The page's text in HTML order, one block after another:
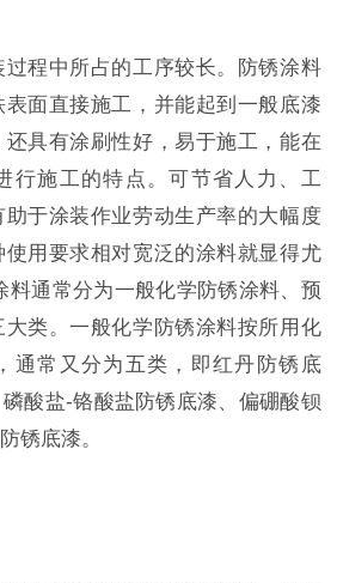
程中所占的工序较长。防锈涂料
面直接施工，并能起到一般底漆
具有涂刷性好，易于施工，能在
行施工的特点。可节省人力、工
于涂装作业劳动生产率的大幅度
用要求相对宽泛的涂料就显得尤
料通常分为一般化学防锈涂料、预
类。一般化学防锈涂料按所用化
通常又分为五类，即红丹防锈底
酸盐-铬酸盐防锈底漆、偏硼酸钡
锈底漆。